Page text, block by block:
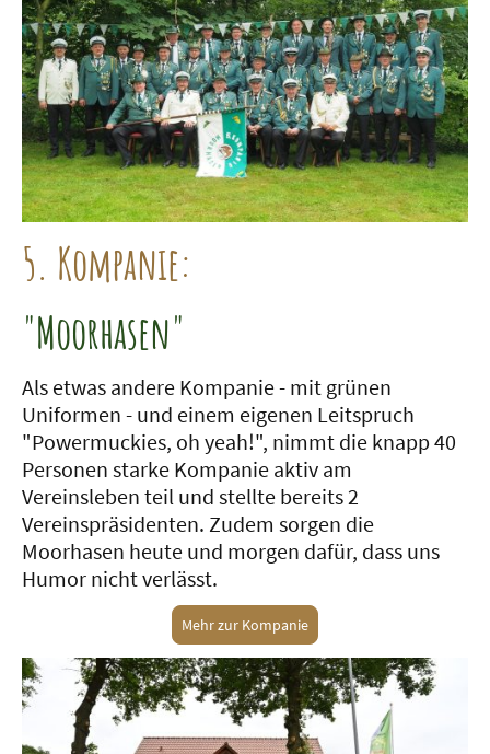
5. Kompanie:
"Moorhasen"
Als etwas andere Kompanie - mit grünen
Uniformen - und einem eigenen Leitspruch
"Powermuckies, oh yeah!", nimmt die knapp 40
Personen starke Kompanie aktiv am
Vereinsleben teil und stellte bereits 2
Vereinspräsidenten. Zudem sorgen die
Moorhasen heute und morgen dafür, dass uns
Humor nicht verlässt.
Mehr zur Kompanie